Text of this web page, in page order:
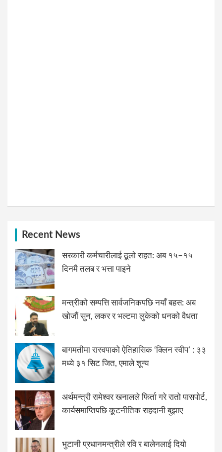
Recent News
सरकारी कर्मचारीलाई ठूलो राहत: अब १५–१५
दिनमै तलब र भत्ता पाइने
मन्त्रीको सम्पत्ति सार्वजनिकपछि नयाँ बहस: अब
खोजौं सुन, लकर र भल्टमा लुकेको धनको वैधता
बागमतीमा रास्वपाको ऐतिहासिक ‘क्लिन स्वीप’ : ३३
मध्ये ३१ सिट जित, एमाले शून्य
अर्थमन्त्री रामेश्वर खनालले फिर्ता गरे रातो पासपोर्ट,
कार्यसमाप्तिपछि कूटनीतिक राहदानी बुझाए
भुटानी प्रधानमन्त्रीले रवि र बालेनलाई दियो